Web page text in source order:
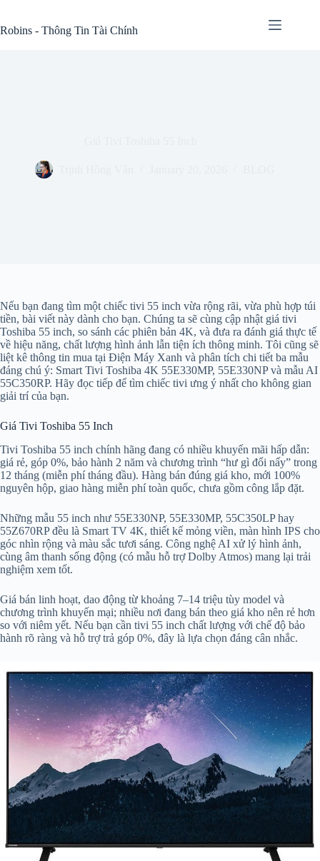
content
Robins - Thông Tin Tài Chính
Nếu bạn đang tìm một chiếc tivi 55 inch vừa rộng rãi, vừa phù hợp túi
tiền, bài viết này dành cho bạn. Chúng ta sẽ cùng cập nhật giá tivi
Toshiba 55 inch, so sánh các phiên bản 4K, và đưa ra đánh giá thực tế
về hiệu năng, chất lượng hình ảnh lẫn tiện ích thông minh. Tôi cũng sẽ
liệt kê thông tin mua tại Điện Máy Xanh và phân tích chi tiết ba mẫu
đáng chú ý: Smart Tivi Toshiba 4K 55E330MP, 55E330NP và mẫu AI
55C350RP. Hãy đọc tiếp để tìm chiếc tivi ưng ý nhất cho không gian
giải trí của bạn.
Giá Tivi Toshiba 55 Inch
Tivi Toshiba 55 inch chính hãng đang có nhiều khuyến mãi hấp dẫn:
giá rẻ, góp 0%, bảo hành 2 năm và chương trình “hư gì đổi nấy” trong
12 tháng (miễn phí tháng đầu). Hàng bán đúng giá kho, mới 100%
nguyên hộp, giao hàng miễn phí toàn quốc, chưa gồm công lắp đặt.
Những mẫu 55 inch như 55E330NP, 55E330MP, 55C350LP hay
55Z670RP đều là Smart TV 4K, thiết kế mỏng viền, màn hình IPS cho
góc nhìn rộng và màu sắc tươi sáng. Công nghệ AI xử lý hình ảnh,
cùng âm thanh sống động (có mẫu hỗ trợ Dolby Atmos) mang lại trải
nghiệm xem tốt.
Giá bán linh hoạt, dao động từ khoảng 7–14 triệu tùy model và
chương trình khuyến mại; nhiều nơi đang bán theo giá kho nên rẻ hơn
so với niêm yết. Nếu bạn cần tivi 55 inch chất lượng với chế độ bảo
hành rõ ràng và hỗ trợ trả góp 0%, đây là lựa chọn đáng cân nhắc.